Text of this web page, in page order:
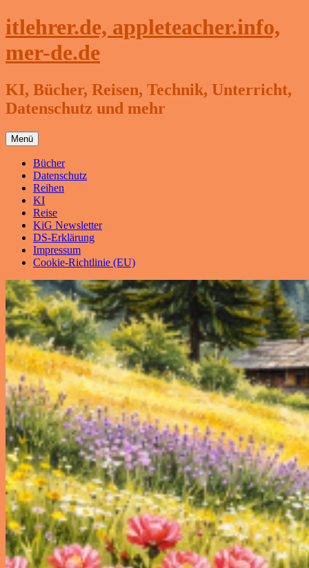
Zum
Inhalt
itlehrer.de, appleteacher.info,
mer-de.de
KI, Bücher, Reisen, Technik, Unterricht,
Datenschutz und mehr
Menü
Bücher
Datenschutz
Reihen
KI
Reise
KiG Newsletter
DS-Erklärung
Impressum
Cookie-Richtlinie (EU)